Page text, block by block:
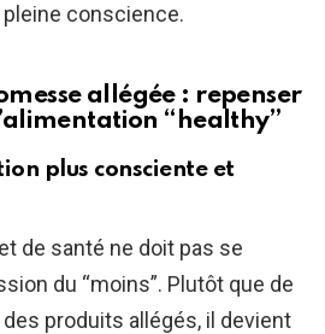
conscience.
allégée : repenser
“healthy”
plus consciente et
de santé ne doit pas se
du “moins”. Plutôt que de
produits allégés, il devient